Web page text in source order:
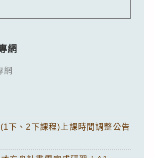
網
網
下、2下課程)上課時間調整公告